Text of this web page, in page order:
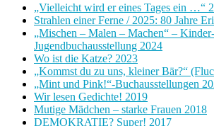
„Vielleicht wird er eines Tages ein …“
Strahlen einer Ferne / 2025: 80 Jahre
„Mischen – Malen – Machen“ –
Jugendbuchausstellung 2024
Wo ist die Katze? 2023
„Kommst du zu uns, kleiner Bär?“
„Mint und Pink!“-Buchausstellungen
Wir lesen Gedichte! 2019
Mutige Mädchen – starke Frauen 2018
DEMOKRATIE? Super! 2017